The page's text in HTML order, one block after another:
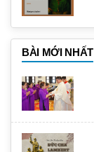
BÀI MỚI NHẤT